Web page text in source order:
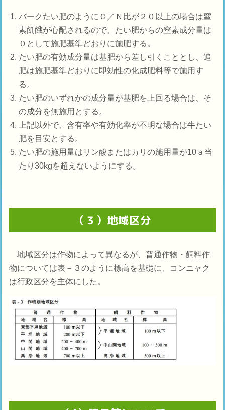
バークたい肥のようにＣ／Ｎ比が２０以上の場合は窒
素飢餓が心配されるので、たい肥からの窒素成分量は
０として施肥基準どおりに施肥する。
たい肥の有効成分量は基肥から差し引くこととし、追
肥は施肥基準どおりに即効性の化成肥料等で施用す
る。
たい肥のいずれかの成分量が基肥を上回る場合は、そ
の成分を無施用とする。
上記以外で、含有率や有効化率が不明な場合は牛たい
肥を目安とする。
たい肥の施用量はリン酸またはカリの施用量が10ａ当
たり30kgを超えないようにする。
（３）地域区分
地域区分は作物によって異なるが、普通作物・飼料作
物については表－３のように標高を基礎に、コンニャク
は行政区分を主体にした。